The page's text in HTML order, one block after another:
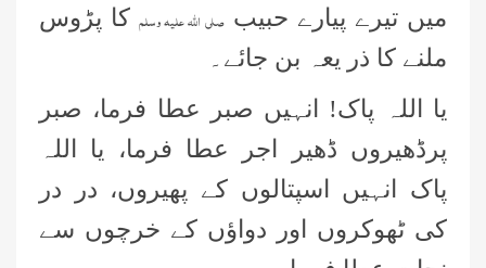
میں تیرے پیارے حبیبصلی اللہ علیہ وسلمکا پڑوس
ملنے کا ذر یعہ بن جائے۔
یا اللہ پاک! انہیں صبر عطا فرما، صبر
پرڈھیروں ڈھیر اجر عطا فرما، یا اللہ
پاک انہیں اسپتالوں کے پھیروں، در در
کی ٹھوکروں اور دواؤں کے خرچوں سے